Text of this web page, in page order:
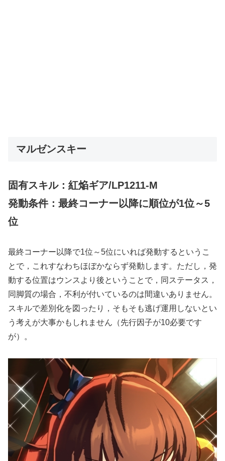
マルゼンスキー
固有スキル：紅焔ギア/LP1211-M
発動条件：最終コーナー以降に順位が1位～5
位
最終コーナー以降で1位～5位にいれば発動するというこ
とで，これすなわちほぼかならず発動します。ただし，発
動する位置はウンスより後ということで，同ステータス，
同脚質の場合，不利が付いているのは間違いありません。
スキルで差別化を図ったり，そもそも逃げ運用しないとい
う考えが大事かもしれません（先行因子が10必要です
が）。